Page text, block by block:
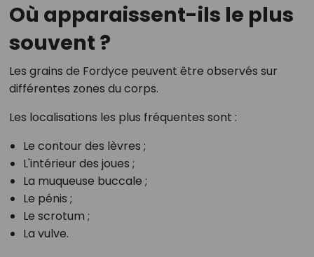
Où apparaissent-ils le plus
souvent ?
Les grains de Fordyce peuvent être observés sur
différentes zones du corps.
Les localisations les plus fréquentes sont :
Le contour des lèvres ;
L'intérieur des joues ;
La muqueuse buccale ;
Le pénis ;
Le scrotum ;
La vulve.